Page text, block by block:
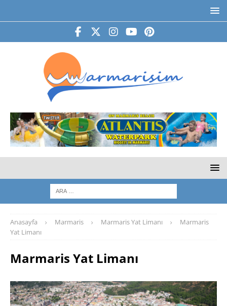
Anasayfa Marmaris Marmaris Yat Limanı
Marmaris
Yat Limanı
Marmaris Yat Limanı